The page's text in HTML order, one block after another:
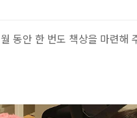
동안 한 번도 책상을 마련해